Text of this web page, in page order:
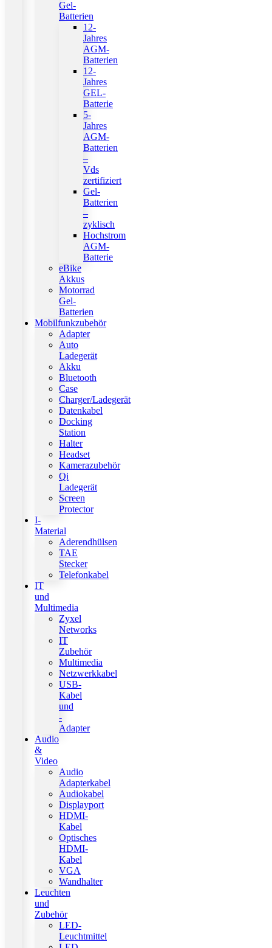
Gel-
Batterien
12-
Jahres
AGM-
Batterien
12-
Jahres
GEL-
Batterie
5-
Jahres
AGM-
Batterien
–
Vds
zertifiziert
Gel-
Batterien
–
zyklisch
Hochstrom
AGM-
Batterie
eBike
Akkus
Motorrad
Gel-
Batterien
Mobilfunkzubehör
Adapter
Auto
Ladegerät
Akku
Bluetooth
Case
Charger/Ladegerät
Datenkabel
Docking
Station
Halter
Headset
Kamerazubehör
Qi
Ladegerät
Screen
Protector
I-
Material
Aderendhülsen
TAE
Stecker
Telefonkabel
IT
und
Multimedia
Zyxel
Networks
IT
Zubehör
Multimedia
Netzwerkkabel
USB-
Kabel
und
-
Adapter
Audio
&
Video
Audio
Adapterkabel
Audiokabel
Displayport
HDMI-
Kabel
Optisches
HDMI-
Kabel
VGA
Wandhalter
Leuchten
und
Zubehör
LED-
Leuchtmittel